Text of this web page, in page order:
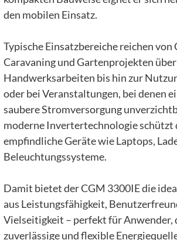
den mobilen Einsatz.
Typische Einsatzbereiche reichen von
Caravaning und Gartenprojekten über
Handwerksarbeiten bis hin zur
oder bei Veranstaltungen, bei denen
saubere Stromversorgung
moderne Invertertechnologie schützt
empfindliche Geräte wie Laptops,
Beleuchtungssysteme.
Damit bietet der CGM 3300IE die
aus Leistungsfähigkeit,
Vielseitigkeit – perfekt für Anwender,
zuverlässige und flexible